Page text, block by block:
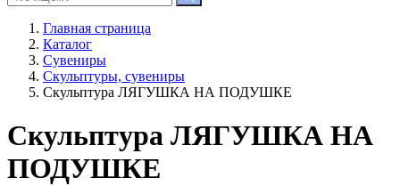
Главная страница
Каталог
Сувениры
Скульптуры, сувениры
Скульптура ЛЯГУШКА НА ПОДУШКЕ
Скульптура ЛЯГУШКА НА
ПОДУШКЕ